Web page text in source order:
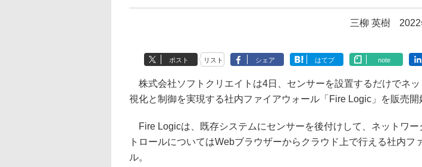
三柳 英樹
ポスト リスト シェア はてブ note
株式会社ソフトクリエイトは4日、センサーを設置するだけでネ
視化と制御を実現する社内ファイアウォール「Fire Logic」を販売開
Fire Logicは、既存システムにセンサーを後付けして、ネットワー
トロールについてはWebブラウザーからクラウド上で行える社内フ
ル。